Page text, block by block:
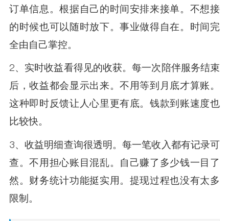
订单信息。根据自己的时间安排来接单。不想接
的时候也可以随时放下。事业做得自在。时间完
全由自己掌控。
2、实时收益看得见的收获。每一次陪伴服务结束
后，收益都会显示出来。不用等到月底才算账。
这种即时反馈让人心里更有底。钱款到账速度也
比较快。
3、收益明细查询很透明。每一笔收入都有记录可
查。不用担心账目混乱。自己赚了多少钱一目了
然。财务统计功能挺实用。提现过程也没有太多
限制。